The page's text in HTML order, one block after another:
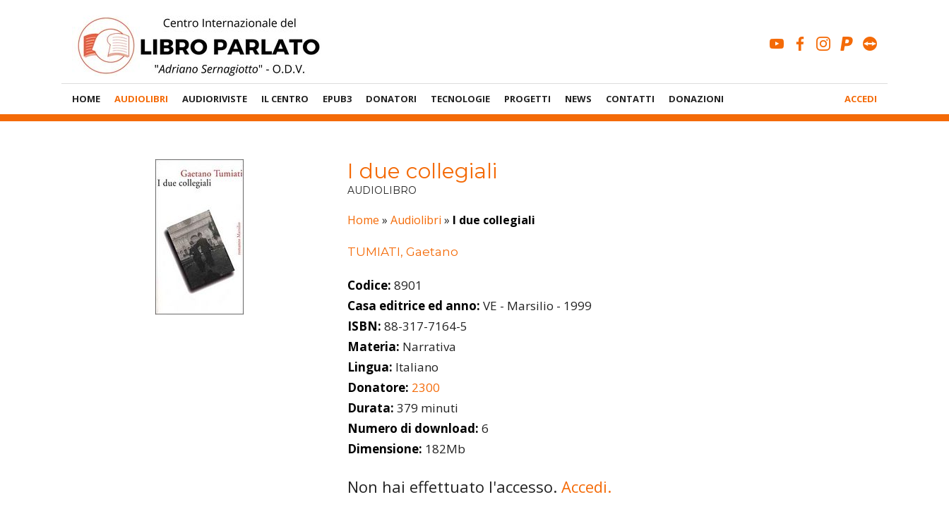
youtubefacebook
instagram
paypal
Menù
Principale
HOME AUDIOLIBRI AUDIORIVISTE IL CENTRO EPUB3 DONATORI TECNOLOGIE PROGETTI NEWS CONTATTI DONAZIONI
Account
ACCEDI
I due collegiali
AUDIOLIBRO
Home » Audiolibri » I due collegiali
TUMIATI, Gaetano
Codice: 8901
Casa editrice ed anno: VE - Marsilio - 1999
ISBN: 88-317-7164-5
Materia: Narrativa
Lingua: Italiano
Donatore: 2300
Durata: 379 minuti
Numero di download: 6
Dimensione: 182Mb
Non hai effettuato l'accesso. Accedi.